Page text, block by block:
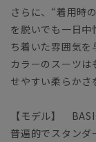
さらに、“着用時
を脱いでも一日
ち着いた雰囲気を
カラーのスーツ
せやすい柔らかさ
【モデル】
普遍的でスタン